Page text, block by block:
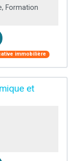
Formation
immobilière
et